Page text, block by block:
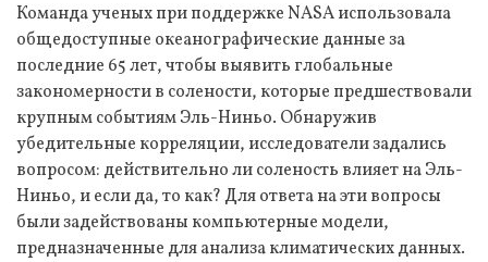
Команда ученых при поддержке NASA использовала
общедоступные океанографические данные за
последние 65 лет, чтобы выявить глобальные
закономерности в солености, которые предшествовали
крупным событиям Эль-Ниньо. Обнаружив
убедительные корреляции, исследователи задались
вопросом: действительно ли соленость влияет на Эль-
Ниньо, и если да, то как? Для ответа на эти вопросы
были задействованы компьютерные модели,
предназначенные для анализа климатических данных.